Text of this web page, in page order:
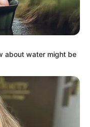
στις
με τη
του Μετρό
«Άγιος
Εύβοια: Έκανε
about water might be